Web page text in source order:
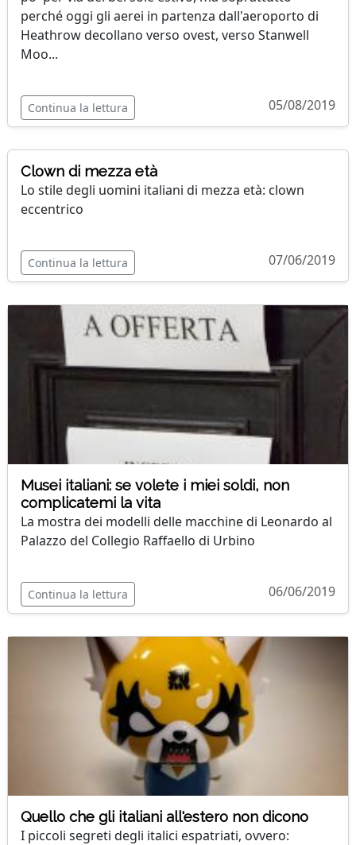
perché oggi gli aerei in partenza dall'aeroporto di
Heathrow decollano verso ovest, verso Stanwell
Moo...
Continua la lettura 05/08/2019
Clown di mezza età
Lo stile degli uomini italiani di mezza età: clown
eccentrico
Continua la lettura 07/06/2019
Musei italiani: se volete i miei soldi, non
complicatemi la vita
La mostra dei modelli delle macchine di Leonardo al
Palazzo del Collegio Raffaello di Urbino
Continua la lettura 06/06/2019
Quello che gli italiani all'estero non dicono
I piccoli segreti degli italici espatriati, ovvero: